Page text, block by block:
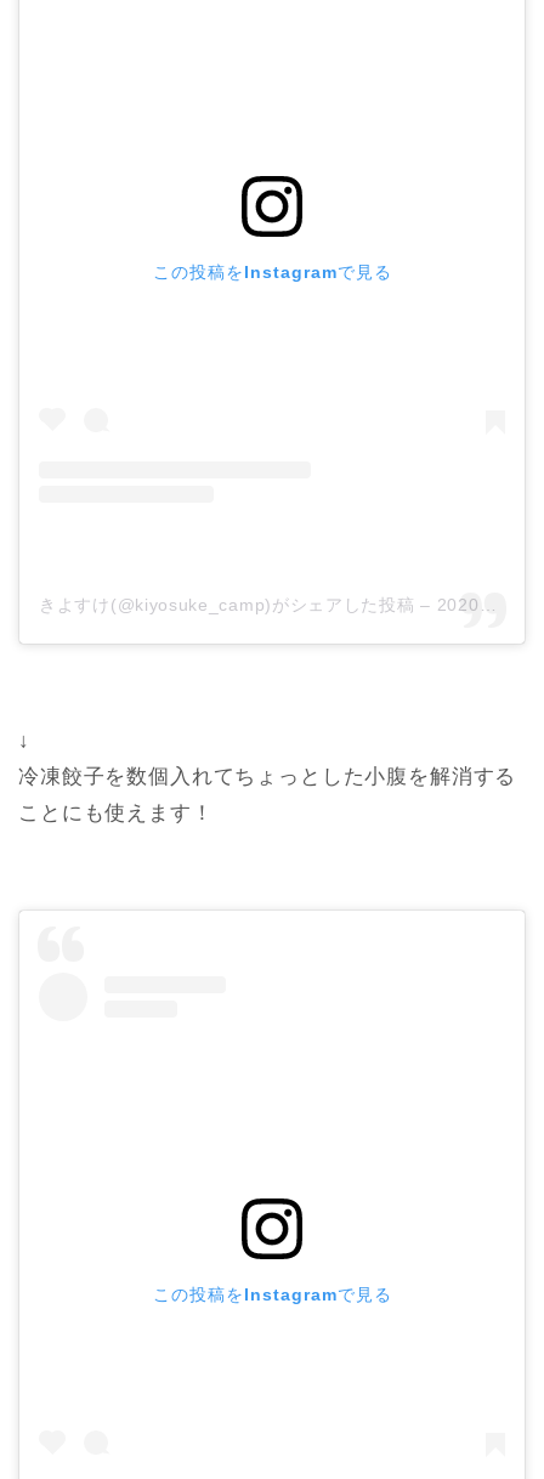
この投稿をInstagramで見る
きよすけ(@kiyosuke_camp)がシェアした投稿 – 2020年 4月月29日午前4時02分PDT
↓
冷凍餃子を数個入れてちょっとした小腹を解消する
ことにも使えます！
この投稿をInstagramで見る